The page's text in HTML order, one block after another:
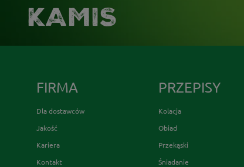
KAMIS
FIRMA
Dla dostawców
Jakość
Kariera
Kontakt
PRZEPISY
Kolacja
Obiad
Przekąski
Śniadanie